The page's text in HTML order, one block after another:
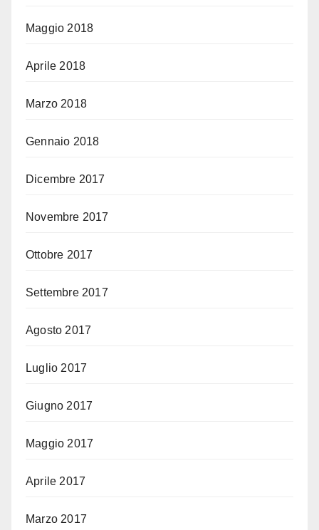
Maggio 2018
Aprile 2018
Marzo 2018
Gennaio 2018
Dicembre 2017
Novembre 2017
Ottobre 2017
Settembre 2017
Agosto 2017
Luglio 2017
Giugno 2017
Maggio 2017
Aprile 2017
Marzo 2017